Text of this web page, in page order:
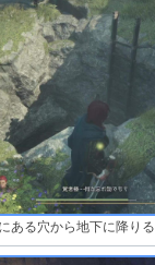
ある穴から地下に降りる